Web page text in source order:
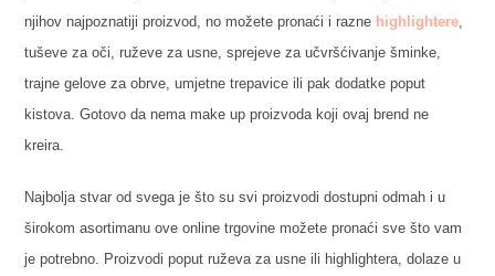
njihov najpoznatiji proizvod, no možete pronaći i razne highlightere,
tuševe za oči, ruževe za usne, sprejeve za učvršćivanje šminke,
trajne gelove za obrve, umjetne trepavice ili pak dodatke poput
kistova. Gotovo da nema make up proizvoda koji ovaj brend ne
kreira.
Najbolja stvar od svega je što su svi proizvodi dostupni odmah i u
širokom asortimanu ove online trgovine možete pronaći sve što vam
je potrebno. Proizvodi poput ruževa za usne ili highlightera, dolaze u